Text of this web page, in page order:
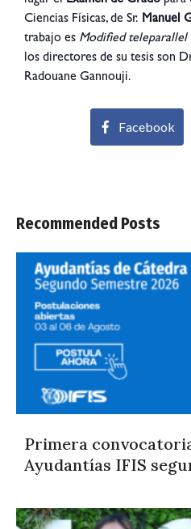
Ciencias Físicas, de Sr. Manuel
trabajo es Modified teleparallel
los directores de su tesis son
Radouane Gannouji.
Facebook
Recommended Posts
Primera
Ayudantías IFIS